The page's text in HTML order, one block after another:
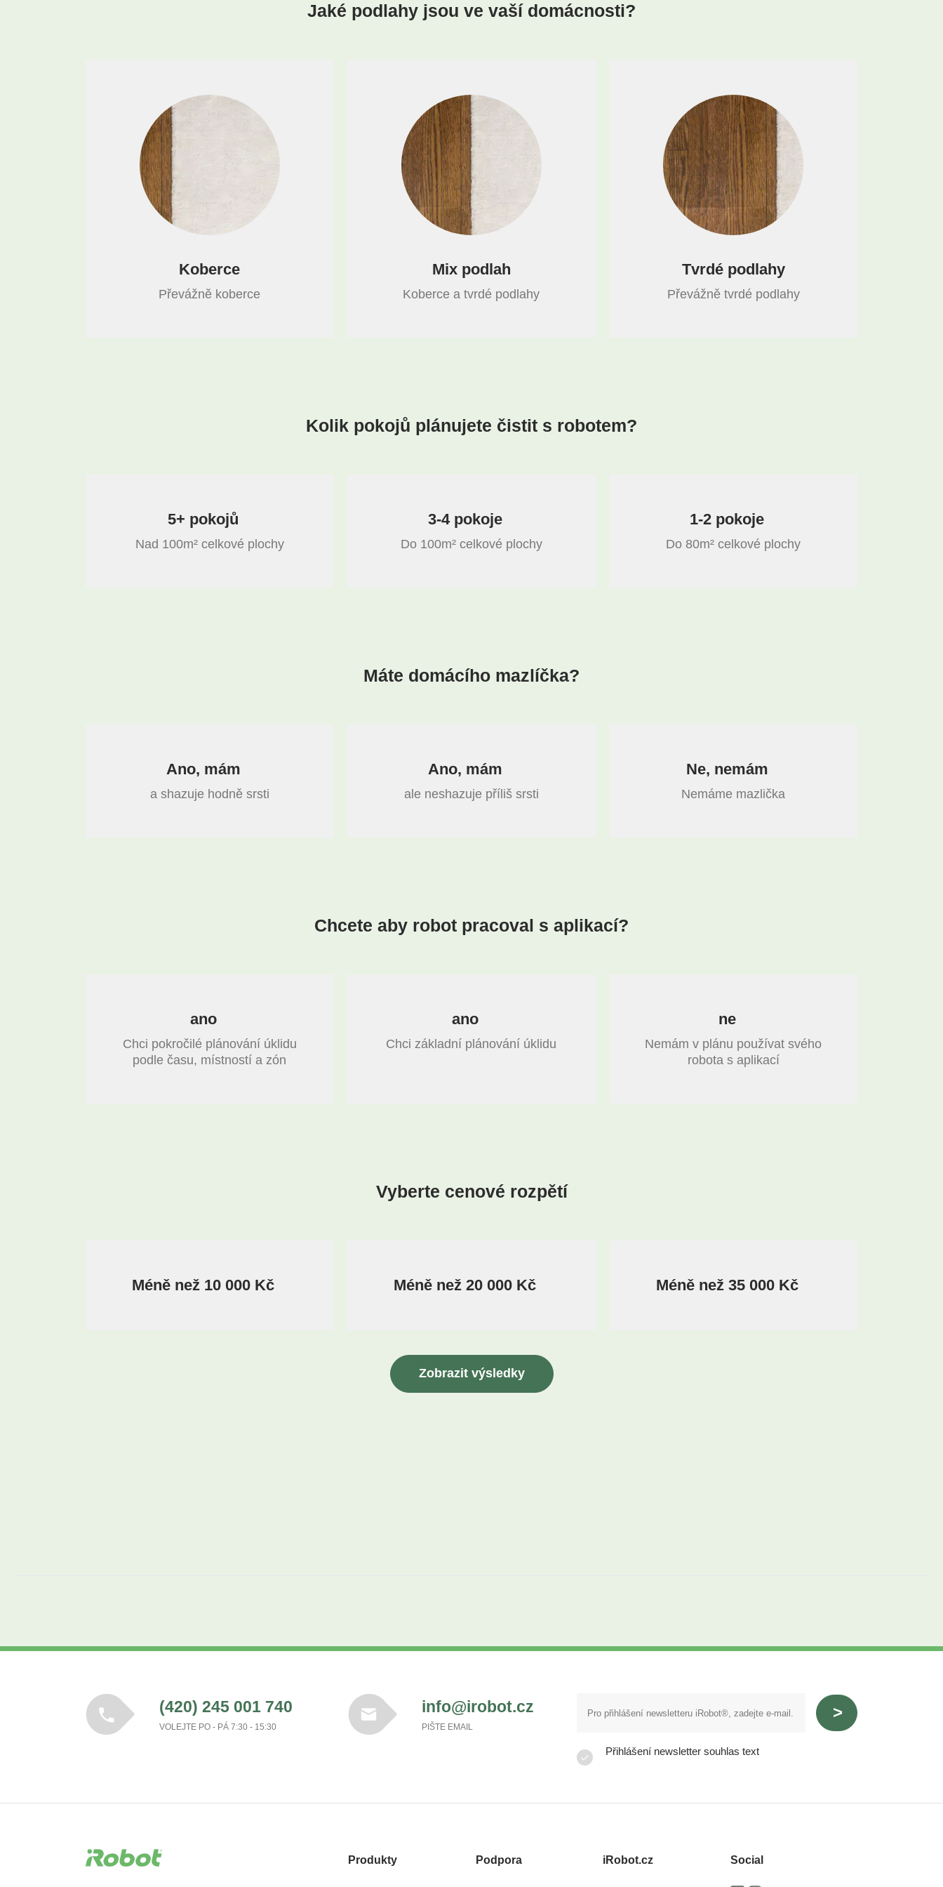
Jaké podlahy jsou ve vaší domácnosti?
Koberce
Převážně koberce
Mix podlah
Koberce a tvrdé podlahy
Tvrdé podlahy
Převážně tvrdé podlahy
Kolik pokojů plánujete čistit s robotem?
5+ pokojů
Nad 100m² celkové plochy
3-4 pokoje
Do 100m² celkové plochy
1-2 pokoje
Do 80m² celkové plochy
Máte domácího mazlíčka?
Ano, mám
a shazuje hodně srsti
Ano, mám
ale neshazuje příliš srsti
Ne, nemám
Nemáme mazlička
Chcete aby robot pracoval s aplikací?
ano
Chci pokročilé plánování úklidu
podle času, místností a zón
ano
Chci základní plánování úklidu
ne
Nemám v plánu používat svého
robota s aplikací
Vyberte cenové rozpětí
Méně než 10 000 Kč Méně než 20 000 Kč Méně než 35 000 Kč
Zobrazit výsledky
(420) 245 001 740
VOLEJTE PO - PÁ 7:30 - 15:30
info@irobot.cz
PIŠTE EMAIL
Přihlášení newsletter souhlas text
Produkty Podpora iRobot.cz Social